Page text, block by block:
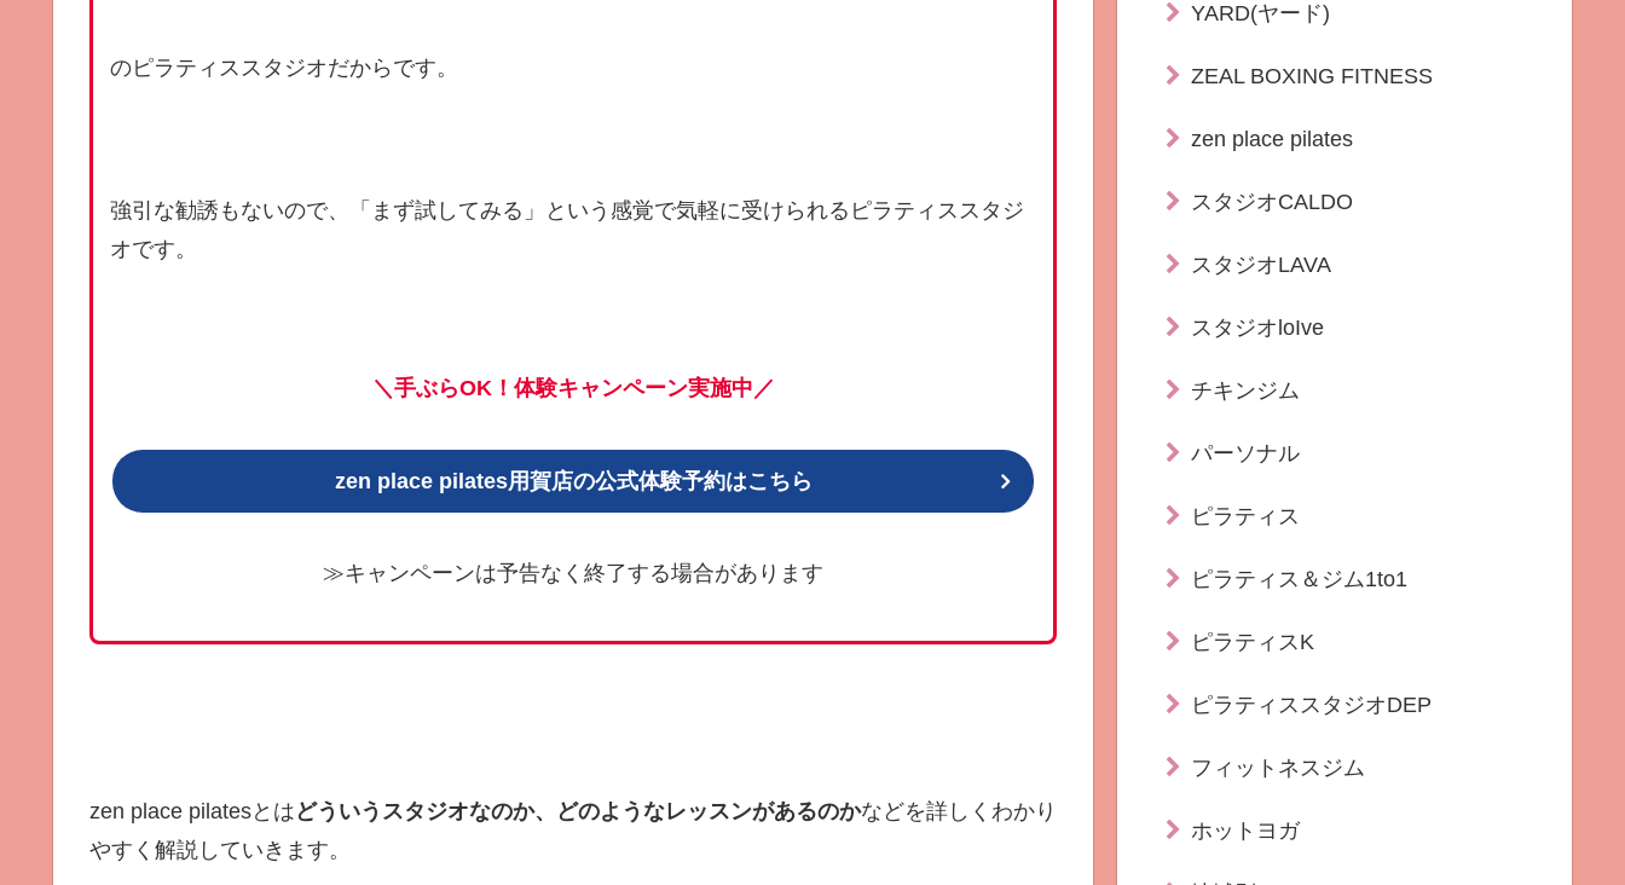
のピラティススタジオだからです。
強引な勧誘もないので、「まず試してみる」という感覚で気軽に受けられるピラティススタジ
オです。
＼手ぶらOK！体験キャンペーン実施中／
zen place pilates用賀店の公式体験予約はこちら
≫キャンペーンは予告なく終了する場合があります
zen place pilatesとは どういうスタジオなのか、どのようなレッスンがあるのかなどを詳しくわかり
やすく解説していきます。
YARD(ヤード)
ZEAL BOXING FITNESS
zen place pilates
スタジオCALDO
スタジオLAVA
スタジオloIve
チキンジム
パーソナル
ピラティス
ピラティス＆ジム1to1
ピラティスK
ピラティススタジオDEP
フィットネスジム
ホットヨガ